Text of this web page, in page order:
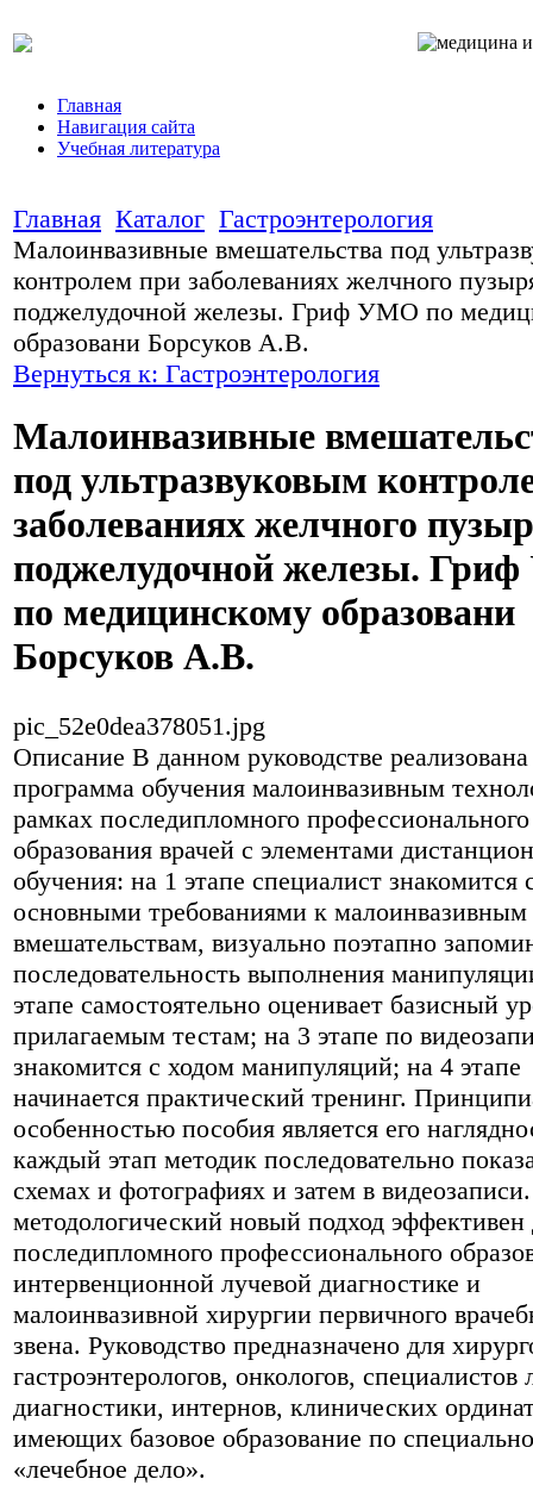
Главная
Навигация сайта
Учебная литература
Главная Каталог Гастроэнтерология
Малоинвазивные вмешательства под
контролем при заболеваниях желчного
поджелудочной железы. Гриф УМО по
образовани Борсуков А.В.
Вернуться к: Гастроэнтерология
Малоинвазивные
под ультразвуковым
заболеваниях желчного
поджелудочной железы.
по медицинскому образовани
Борсуков А.В.
pic_52e0dea378051.jpg
Описание В данном руководстве реализована
программа обучения малоинвазивным
рамках последипломного профессионального
образования врачей с элементами
обучения: на 1 этапе специалист знакомится
основными требованиями к малоинвазивным
вмешательствам, визуально поэтапно
последовательность выполнения
этапе самостоятельно оценивает базисный
прилагаемым тестам; на 3 этапе по
знакомится с ходом манипуляций; на 4 этапе
начинается практический тренинг.
особенностью пособия является его
каждый этап методик последовательно
схемах и фотографиях и затем в
методологический новый подход эффективен
последипломного профессионального
интервенционной лучевой диагностике и
малоинвазивной хирургии первичного
звена. Руководство предназначено для
гастроэнтерологов, онкологов, специалистов
диагностики, интернов, клинических
имеющих базовое образование по
«лечебное дело».